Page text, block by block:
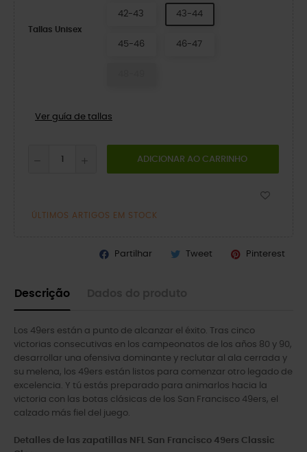
Tallas Unisex
42-43 43-44
45-46 46-47
Ver guía de tallas
ADICIONAR AO CARRINHO
ÚLTIMOS ARTIGOS EM STOCK
Partilhar Tweet Pinterest
Descrição
Los 49ers están a punto de alcanzar el éxito. Tras cinco
victorias consecutivas en los campeonatos de los años 80 y 90,
desarrollar una ofensiva dominante y reclutar al ala cerrada y
su melena, los 49ers están listos para comenzar otro legado de
excelencia. Y tú estás preparado para animarlos hacia la
victoria con las botas clásicas de los San Francisco 49ers, el
calzado más fiel del juego.
Detalles de las zapatillas NFL San Francisco 49ers Classic